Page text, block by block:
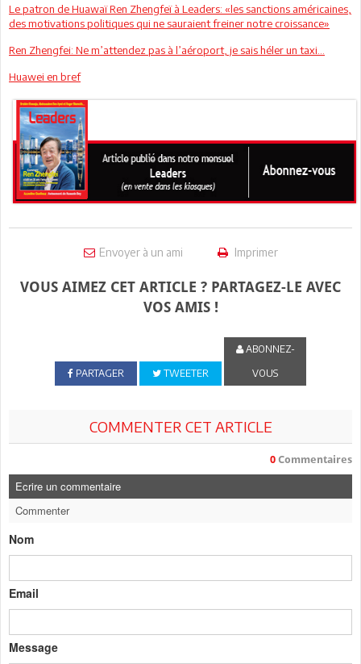
Le patron de Huawaï Ren Zhengfeï à Leaders: «les sanctions américaines,
des motivations politiques qui ne sauraient freiner notre croissance»
Ren Zhengfei: Ne m’attendez pas à l’aéroport, je sais héler un taxi...
Huawei en bref
Envoyer à un ami Imprimer
VOUS AIMEZ CET ARTICLE ? PARTAGEZ-LE AVEC
VOS AMIS !
PARTAGER TWEETER
ABONNEZ-
VOUS
COMMENTER CET ARTICLE
0 Commentaires
Ecrire un commentaire
Commenter
Nom
Email
Message